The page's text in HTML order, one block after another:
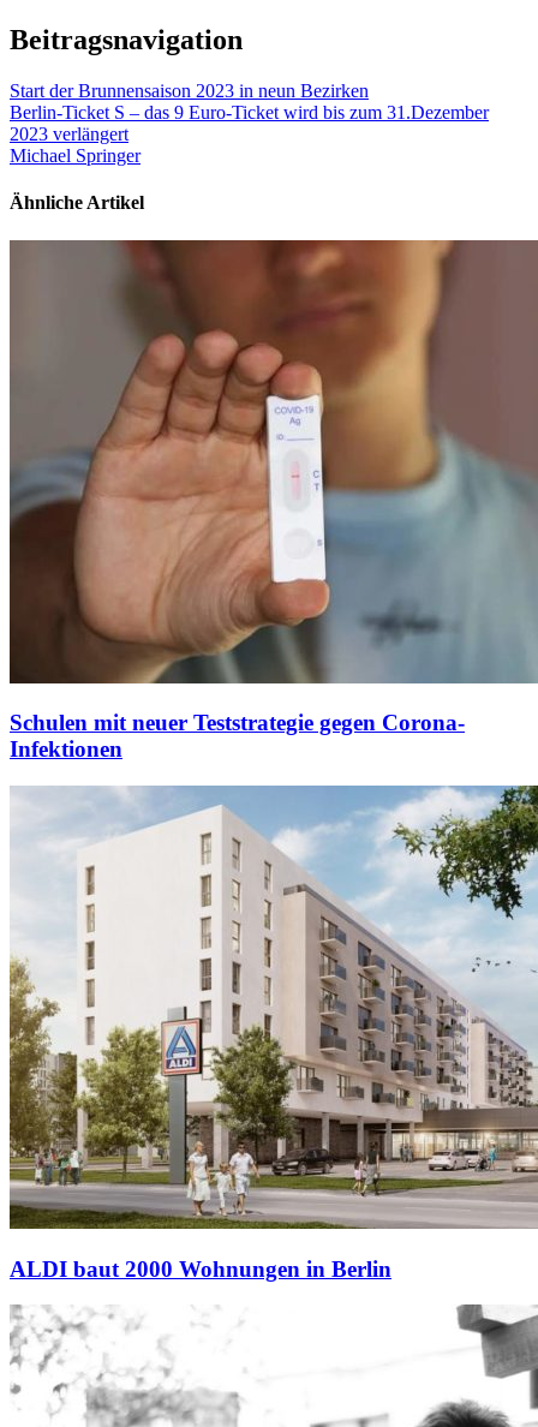
Beitragsnavigation
Start der Brunnensaison 2023 in neun Bezirken
Berlin-Ticket S – das 9 Euro-Ticket wird bis zum 31.Dezember
2023 verlängert
Michael Springer
Ähnliche Artikel
Schulen mit neuer Teststrategie gegen Corona-
Infektionen
ALDI baut 2000 Wohnungen in Berlin